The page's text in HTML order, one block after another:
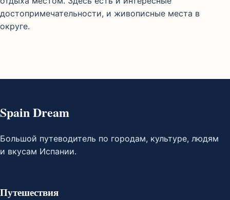
достопримечательности, и живописные места в
округе.
Spain Dream
Большой путеводитель по городам, культуре, людям
и вкусам Испании.
Путешествия